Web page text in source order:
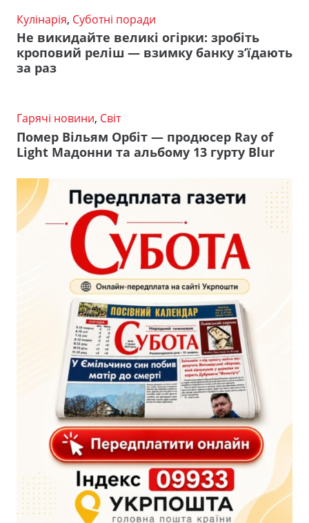
Кулінарія, Суботні поради
Не викидайте великі огірки: зробіть
кроповий реліш — взимку банку з’їдають
за раз
Гарячі новини, Світ
Помер Вільям Орбіт — продюсер Ray of
Light Мадонни та альбому 13 гурту Blur